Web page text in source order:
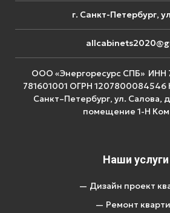
г. Санкт-Петербург,
ООО «Энергоресурс СПБ» ИНН
781601001 ОГРН 1207800084546
Санкт–Петербург, ул. Салова,
помещение 1-Н
Наши услуги
— Дизайн проект
— Ремонт